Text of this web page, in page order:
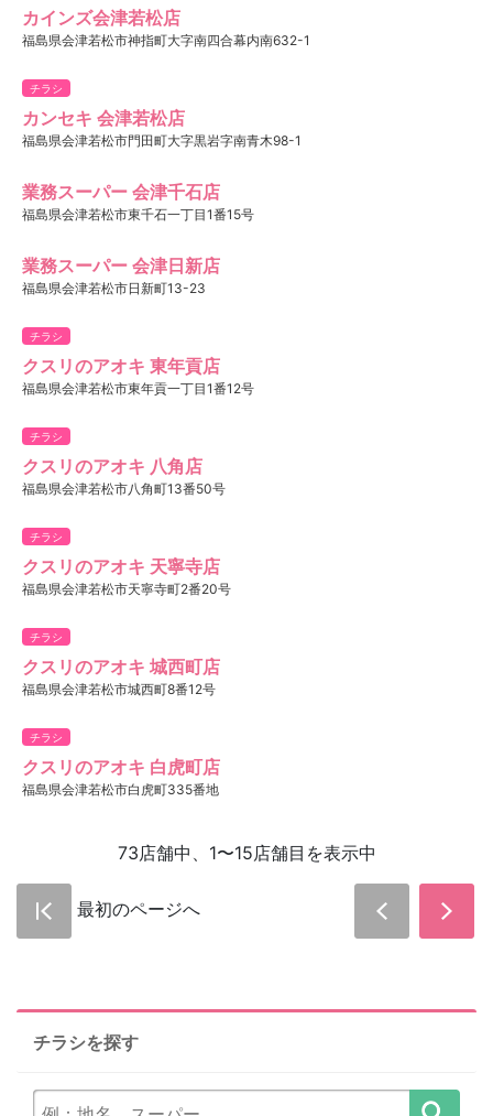
カインズ会津若松店
福島県会津若松市神指町大字南四合幕内南632-1
チラシ
カンセキ 会津若松店
福島県会津若松市門田町大字黒岩字南青木98-1
業務スーパー 会津千石店
福島県会津若松市東千石一丁目1番15号
業務スーパー 会津日新店
福島県会津若松市日新町13-23
チラシ
クスリのアオキ 東年貢店
福島県会津若松市東年貢一丁目1番12号
チラシ
クスリのアオキ 八角店
福島県会津若松市八角町13番50号
チラシ
クスリのアオキ 天寧寺店
福島県会津若松市天寧寺町2番20号
チラシ
クスリのアオキ 城西町店
福島県会津若松市城西町8番12号
チラシ
クスリのアオキ 白虎町店
福島県会津若松市白虎町335番地
73店舗中、1〜15店舗目を表示中
最初のページへ
チラシを探す